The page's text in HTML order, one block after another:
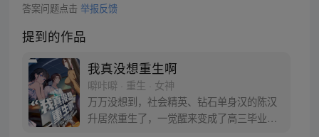
答案问题点击 举报反馈
提到的作品
我真没想重生啊
噼咔噼 · 重生 · 女神
万万没想到，社会精英、钻石单身汉的陈汉
升居然重生了，一觉醒来变成了高三毕业